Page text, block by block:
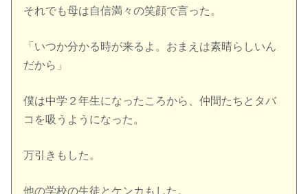
それでも母は自信満々の笑顔で言った。
「いつか分かる時が来るよ。おまえは素晴らしいん
だから」
僕は中学２年生になったころから、仲間たちとタバ
コを吸うようになった。
万引きもした。
他の学校の生徒とケンカもした。